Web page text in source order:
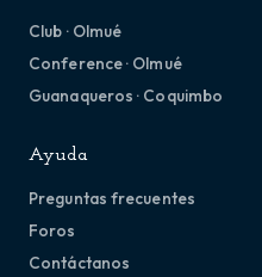
Club · Olmué
Conference · Olmué
Guanaqueros · Coquimbo
Ayuda
Preguntas frecuentes
Foros
Contáctanos